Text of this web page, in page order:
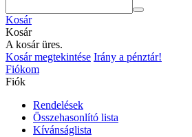
Kosár
Kosár
A kosár üres.
Kosár megtekintése Irány a pénztár!
Fiókom
Fiók
Rendelések
Összehasonlító lista
Kívánságlista